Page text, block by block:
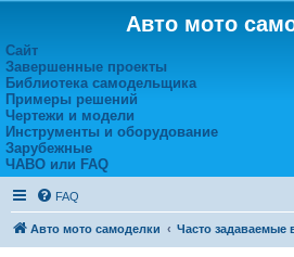
Авто мото
Сайт
Завершенные проекты
Библиотека самодельщика
Примеры решений
Чертежи и модели
Инструменты и оборудование
Зарубежные
ЧАВО или FAQ
FAQ
Авто мото самоделки Часто задаваемые